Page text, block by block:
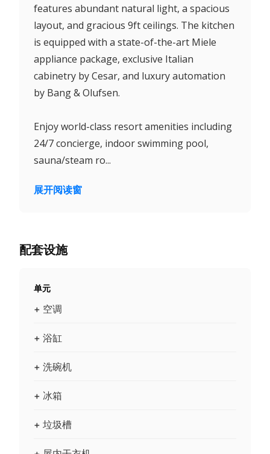
features abundant natural light, a spacious
layout, and gracious 9ft ceilings. The kitchen
is equipped with a state-of-the-art Miele
appliance package, exclusive Italian
cabinetry by Cesar, and luxury automation
by Bang & Olufsen.
Enjoy world-class resort amenities including
24/7 concierge, indoor swimming pool,
sauna/steam ro...
展开阅读窗
配套设施
单元
+ 空调
+ 浴缸
+ 洗碗机
+ 冰箱
+ 垃圾槽